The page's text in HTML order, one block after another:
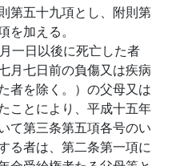
第五十九項とし、附則第
加える。
一日以後に死亡した者
月七日前の負傷又は疾病
者を除く。）の父母又は
ことにより、平成十五年
て第三条第五項各号のい
る者は、第二条第一項に